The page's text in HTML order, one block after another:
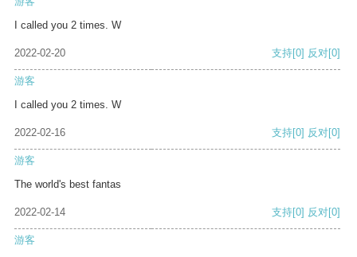
I called you 2 times. W
2022-02-20 支持[0] 反对[0]
游客
I called you 2 times. W
2022-02-16 支持[0] 反对[0]
游客
The world's best fantas
2022-02-14 支持[0] 反对[0]
游客